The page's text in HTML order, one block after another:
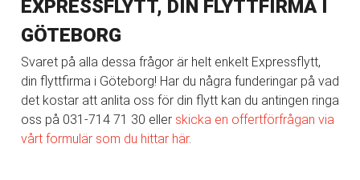
EXPRESSFLYTT, DIN FLYTTFIRMA I
GÖTEBORG
Svaret på alla dessa frågor är helt enkelt Expressflytt,
din flyttfirma i Göteborg! Har du några funderingar på vad
det kostar att anlita oss för din flytt kan du antingen ringa
oss på 031-714 71 30 eller skicka en offertförfrågan via
vårt formulär som du hittar här.